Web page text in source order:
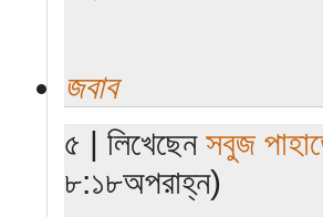
জবাব
৫ | লিখেছেন সবুজ
৮:১৮অপরাহ্ন)